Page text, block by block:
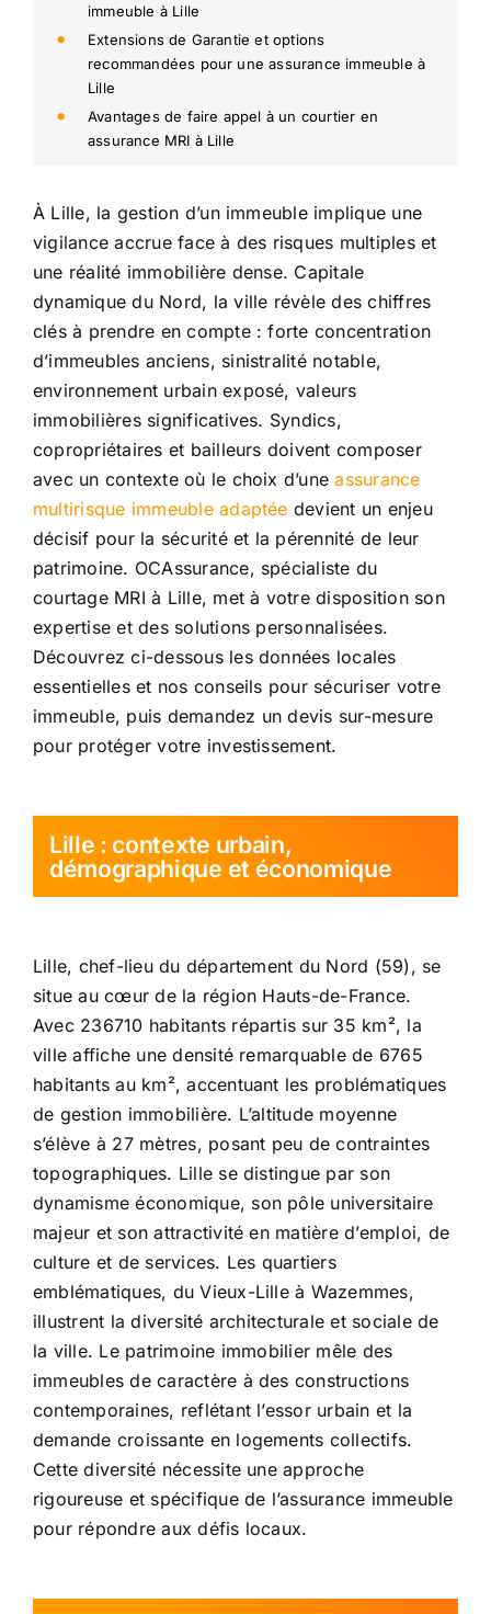
immeuble à Lille
Extensions de Garantie et options
recommandées pour une assurance immeuble à
Lille
Avantages de faire appel à un courtier en
assurance MRI à Lille
À Lille, la gestion d’un immeuble implique une
vigilance accrue face à des risques multiples et
une réalité immobilière dense. Capitale
dynamique du Nord, la ville révèle des chiffres
clés à prendre en compte : forte concentration
d’immeubles anciens, sinistralité notable,
environnement urbain exposé, valeurs
immobilières significatives. Syndics,
copropriétaires et bailleurs doivent composer
avec un contexte où le choix d’uneassurance
multirisque immeuble adaptée devient un enjeu
décisif pour la sécurité et la pérennité de leur
patrimoine. OCAssurance, spécialiste du
courtage MRI à Lille, met à votre disposition son
expertise et des solutions personnalisées.
Découvrez ci-dessous les données locales
essentielles et nos conseils pour sécuriser votre
immeuble, puis demandez un devis sur-mesure
pour protéger votre investissement.
Lille : contexte urbain,
démographique et économique
Lille, chef-lieu du département du Nord (59), se
situe au cœur de la région Hauts-de-France.
Avec 236710 habitants répartis sur 35 km², la
ville affiche une densité remarquable de 6765
habitants au km², accentuant les problématiques
de gestion immobilière. L’altitude moyenne
s’élève à 27 mètres, posant peu de contraintes
topographiques. Lille se distingue par son
dynamisme économique, son pôle universitaire
majeur et son attractivité en matière d’emploi, de
culture et de services. Les quartiers
emblématiques, du Vieux-Lille à Wazemmes,
illustrent la diversité architecturale et sociale de
la ville. Le patrimoine immobilier mêle des
immeubles de caractère à des constructions
contemporaines, reflétant l’essor urbain et la
demande croissante en logements collectifs.
Cette diversité nécessite une approche
rigoureuse et spécifique de l’assurance immeuble
pour répondre aux défis locaux.